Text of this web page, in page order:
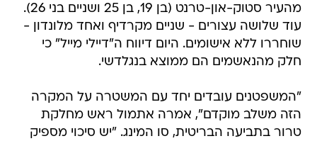
מהעיר סטוק-און-טרנט (בן 19, בן 25 ושניים בני 26).
עוד שלושה עצורים - שניים מקרדיף ואחד מלונדון -
שוחררו ללא אישומים. היום דיווח ה"דיילי מייל" כי
חלק מהנאשמים הם ממוצא בנגלדשי.
"המשפטנים עובדים יחד עם המשטרה על המקרה
הזה משלב מוקדם", אמרה אתמול ראש מחלקת
טרור בתביעה הבריטית, סו המינג. "יש סיכוי מספיק